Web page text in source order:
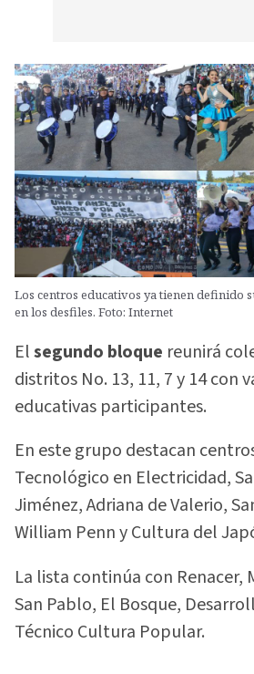
Los centros educativos ya tienen definido
en los desfiles. Foto: Internet
Elsegundo bloque reunirá
distritos No. 13, 11, 7 y 14 con
educativas participantes.
En este grupo destacan
Tecnológico en Electricidad,
Jiménez, Adriana de Valerio,
William Penn y Cultura del
La lista continúa con Renacer,
San Pablo, El Bosque,
Técnico Cultura Popular.